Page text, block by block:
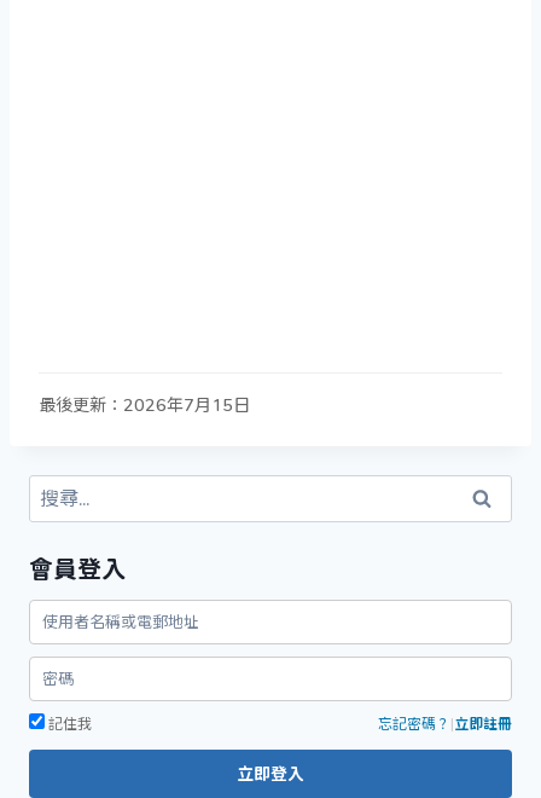
最後更新：2026年7月15日
搜
尋
鍵
字:
會員登入
記住我 忘記密碼？ |立即註冊
立即登入